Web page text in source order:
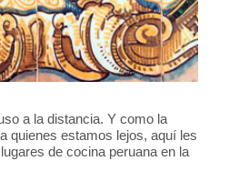
a la distancia. Y como la
quienes estamos lejos, aquí les
de cocina peruana en la